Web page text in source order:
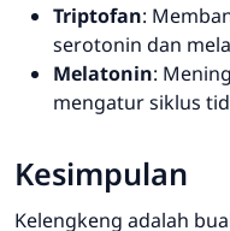
Triptofan:
serotonin dan
Melatonin:
mengatur siklus
Kesimpulan
Kelengkeng adalah